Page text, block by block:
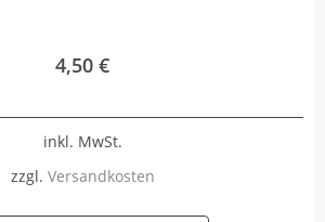
4,50 €
inkl. MwSt.
zzgl. Versandkosten